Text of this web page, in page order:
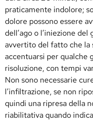
praticamente indolore;
dolore possono essere
dell’ago o l’iniezione
avvertito del fatto che la
accentuarsi per qualche
risoluzione, con tempi
Non sono necessarie
l’infiltrazione, se non
quindi una ripresa della
riabilitativa quando